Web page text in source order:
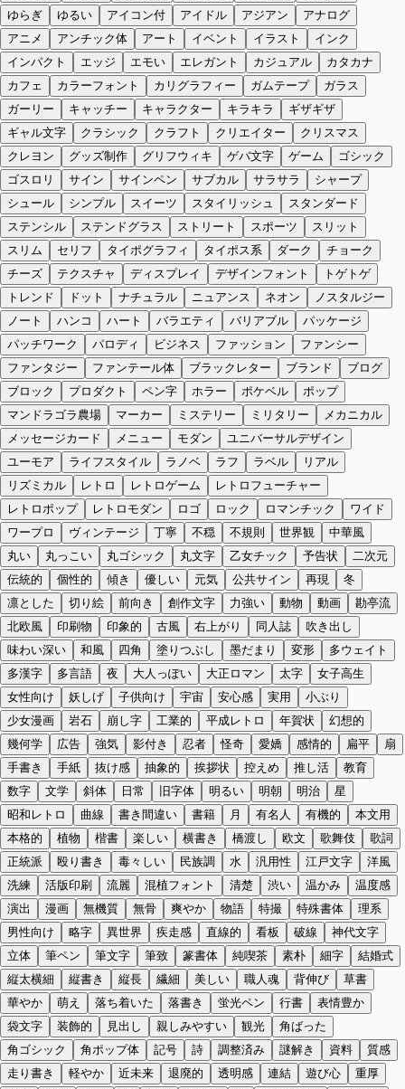
ゆらぎ
ゆるい アイコン付 アイドル アジアン
アナログ
アニメ
アンチック体 アート イベント イラスト
インク
インパクト
エッジ エモい エレガント カジュアル
カタカナ
カフェ
カラーフォント カリグラフィー ガムテープ
ガラス
ガーリー
キャッチー キャラクター キラキラ
ギザギザ
ギャル文字
クラシック クラフト クリエイター
クリスマス
クレヨン
グッズ制作 グリフウィキ ゲバ文字 ゲーム
ゴシック
ゴスロリ
サイン サインペン サブカル サラサラ
シャープ
シュール
シンプル スイーツ スタイリッシュ
スタンダード
ステンシル
ステンドグラス ストリート スポーツ
スリット
スリム
セリフ タイポグラフィ タイポス系 ダーク
チョーク
チーズ
テクスチャ ディスプレイ デザインフォント
トゲトゲ
トレンド
ドット ナチュラル ニュアンス ネオン
ノスタルジー
ノート
ハンコ ハート バラエティ バリアブル
パッケージ
パッチワーク
パロディ ビジネス ファッション
ファンシー
ファンタジー
ファンテール体 ブラックレター ブランド
ブログ
ブロック
プロダクト ペン字 ホラー ポケベル
ポップ
マンドラゴラ農場
マーカー ミステリー ミリタリー
メカニカル
メッセージカード
メニュー モダン
ユニバーサルデザイン
ユーモア
ライフスタイル ラノベ ラフ ラベル
リアル
リズミカル
レトロ レトロゲーム
レトロフューチャー
レトロポップ
レトロモダン ロゴ ロック ロマンチック
ワイド
ワープロ
ヴィンテージ 丁寧 不穏 不規則 世界観
中華風
丸い
丸っこい 丸ゴシック 丸文字 乙女チック 予告状
二次元
伝統的
個性的 傾き 優しい 元気 公共サイン 再現
冬
凛とした
切り絵 前向き 創作文字 力強い 動物 動画
勘亭流
北欧風
印刷物 印象的 古風 右上がり 同人誌
吹き出し
味わい深い
和風 四角 塗りつぶし 墨だまり 変形
多ウェイト
多漢字
多言語 夜 大人っぽい 大正ロマン 太字
女子高生
女性向け
妖しげ 子供向け 宇宙 安心感 実用
小ぶり
少女漫画
岩石 崩し字 工業的 平成レトロ 年賀状
幻想的
幾何学
広告 強気 影付き 忍者 怪奇 愛嬌 感情的 扁平
扇
手書き
手紙 抜け感 抽象的 挨拶状 控えめ 推し活
教育
数字
文学 斜体 日常 旧字体 明るい 明朝 明治
星
昭和レトロ
曲線 書き間違い 書籍 月 有名人 有機的
本文用
本格的
植物 楷書 楽しい 横書き 橋渡し 欧文 歌舞伎
歌詞
正統派
殴り書き 毒々しい 民族調 水 汎用性 江戸文字
洋風
洗練
活版印刷 流麗 混植フォント 清楚 渋い 温かみ
温度感
演出
漫画 無機質 無骨 爽やか 物語 特撮 特殊書体
理系
男性向け
略字 異世界 疾走感 直線的 看板 破線
神代文字
立体
筆ペン 筆文字 筆致 篆書体 純喫茶 素朴 細字
結婚式
縦太横細
縦書き 縦長 繊細 美しい 職人魂 背伸び
草書
華やか
萌え 落ち着いた 落書き 蛍光ペン 行書
表情豊か
袋文字
装飾的 見出し 親しみやすい 観光
角ばった
角ゴシック
角ポップ体 記号 詩 調整済み 謎解き 資料
質感
走り書き
軽やか 近未来 退廃的 透明感 連結 遊び心
重厚